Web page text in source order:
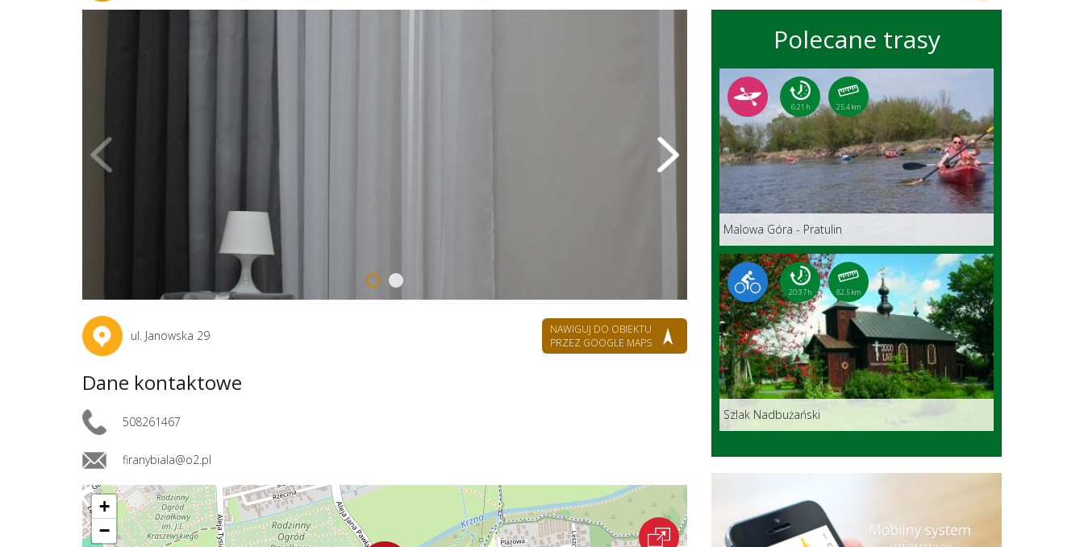
ul. Janowska 29
NAWIGUJ DO OBIEKTU
PRZEZ GOOGLE MAPS
Dane kontaktowe
508261467
firanybiala@o2.pl
+
−
Polecane trasy
6:21 h 25.4 km
Malowa Góra - Pratulin
20:37 h 82.5 km
Szlak Nadbużański